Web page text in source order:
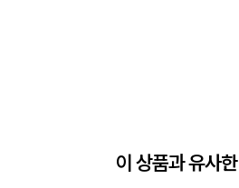
이 상품과 유사한